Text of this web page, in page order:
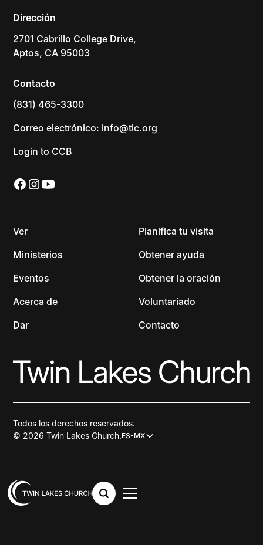
Dirección
2701 Cabrillo College Drive,
Aptos, CA 95003
Contacto
(831) 465-3300
Correo electrónico: info@tlc.org
Login to CCB
Ver
Ministerios
Eventos
Acerca de
Dar
Planifica tu visita
Obtener ayuda
Obtener la oración
Voluntariado
Contacto
© 2026 Twin Lakes Church.ES-MX
Todos los derechos reservados.